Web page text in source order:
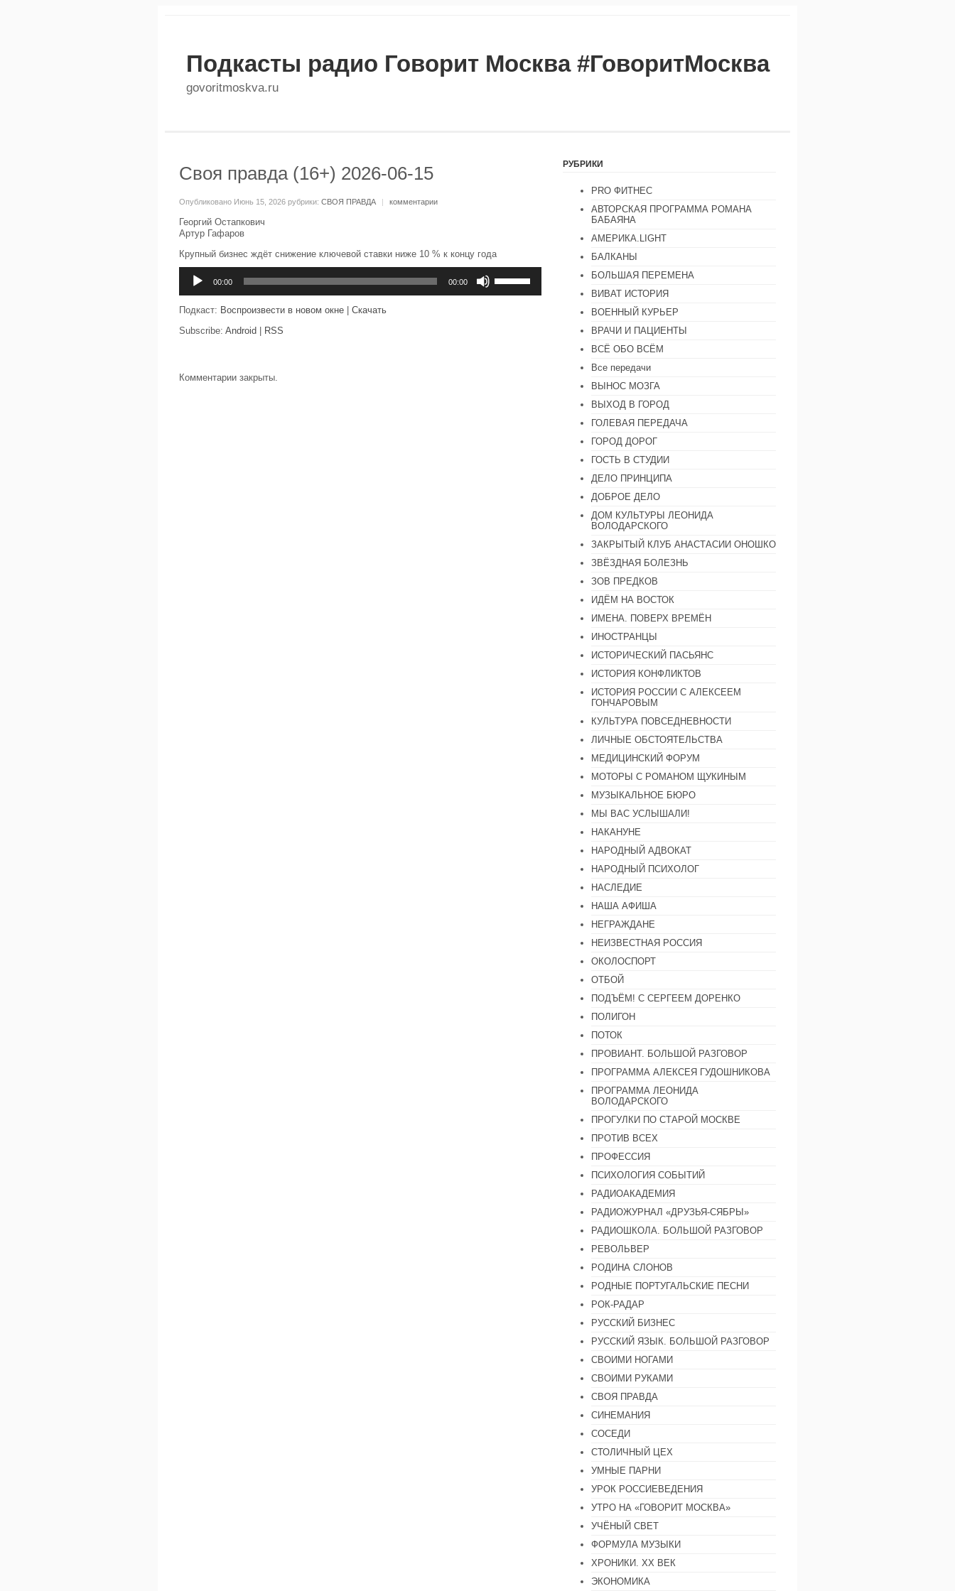
Подкасты радио Говорит Москва #ГоворитМосква
govoritmoskva.ru
Своя правда (16+) 2026-06-15
Опубликовано Июнь 15, 2026 рубрики: СВОЯ ПРАВДА | комментарии
Георгий Остапкович
Артур Гафаров
Крупный бизнес ждёт снижение ключевой ставки ниже 10 % к концу года
00:00 00:00
клавиши
Подкаст: Воспроизвести в новом окне
Скачать
Subscribe: Android RSS
Комментарии закрыты.
РУБРИКИ
PRO ФИТНЕС
АВТОРСКАЯ ПРОГРАММА РОМАНА
БАБАЯНА
АМЕРИКА.LIGHT
БАЛКАНЫ
БОЛЬШАЯ ПЕРЕМЕНА
ВИВАТ ИСТОРИЯ
ВОЕННЫЙ КУРЬЕР
ВРАЧИ И ПАЦИЕНТЫ
ВСЁ ОБО ВСЁМ
Все передачи
ВЫНОС МОЗГА
ВЫХОД В ГОРОД
ГОЛЕВАЯ ПЕРЕДАЧА
ГОРОД ДОРОГ
ГОСТЬ В СТУДИИ
ДЕЛО ПРИНЦИПА
ДОБРОЕ ДЕЛО
ДОМ КУЛЬТУРЫ ЛЕОНИДА
ВОЛОДАРСКОГО
ЗАКРЫТЫЙ КЛУБ АНАСТАСИИ ОНОШКО
ЗВЁЗДНАЯ БОЛЕЗНЬ
ЗОВ ПРЕДКОВ
ИДЁМ НА ВОСТОК
ИМЕНА. ПОВЕРХ ВРЕМЁН
ИНОСТРАНЦЫ
ИСТОРИЧЕСКИЙ ПАСЬЯНС
ИСТОРИЯ КОНФЛИКТОВ
ИСТОРИЯ РОССИИ С АЛЕКСЕЕМ
ГОНЧАРОВЫМ
КУЛЬТУРА ПОВСЕДНЕВНОСТИ
ЛИЧНЫЕ ОБСТОЯТЕЛЬСТВА
МЕДИЦИНСКИЙ ФОРУМ
МОТОРЫ С РОМАНОМ ЩУКИНЫМ
МУЗЫКАЛЬНОЕ БЮРО
МЫ ВАС УСЛЫШАЛИ!
НАКАНУНЕ
НАРОДНЫЙ АДВОКАТ
НАРОДНЫЙ ПСИХОЛОГ
НАСЛЕДИЕ
НАША АФИША
НЕГРАЖДАНЕ
НЕИЗВЕСТНАЯ РОССИЯ
ОКОЛОСПОРТ
ОТБОЙ
ПОДЪЁМ! С СЕРГЕЕМ ДОРЕНКО
ПОЛИГОН
ПОТОК
ПРОВИАНТ. БОЛЬШОЙ РАЗГОВОР
ПРОГРАММА АЛЕКСЕЯ ГУДОШНИКОВА
ПРОГРАММА ЛЕОНИДА
ВОЛОДАРСКОГО
ПРОГУЛКИ ПО СТАРОЙ МОСКВЕ
ПРОТИВ ВСЕХ
ПРОФЕССИЯ
ПСИХОЛОГИЯ СОБЫТИЙ
РАДИОАКАДЕМИЯ
РАДИОЖУРНАЛ «ДРУЗЬЯ-СЯБРЫ»
РАДИОШКОЛА. БОЛЬШОЙ РАЗГОВОР
РЕВОЛЬВЕР
РОДИНА СЛОНОВ
РОДНЫЕ ПОРТУГАЛЬСКИЕ ПЕСНИ
РОК-РАДАР
РУССКИЙ БИЗНЕС
РУССКИЙ ЯЗЫК. БОЛЬШОЙ РАЗГОВОР
СВОИМИ НОГАМИ
СВОИМИ РУКАМИ
СВОЯ ПРАВДА
СИНЕМАНИЯ
СОСЕДИ
СТОЛИЧНЫЙ ЦЕХ
УМНЫЕ ПАРНИ
УРОК РОССИЕВЕДЕНИЯ
УТРО НА «ГОВОРИТ МОСКВА»
УЧЁНЫЙ СВЕТ
ФОРМУЛА МУЗЫКИ
ХРОНИКИ. ХХ ВЕК
ЭКОНОМИКА